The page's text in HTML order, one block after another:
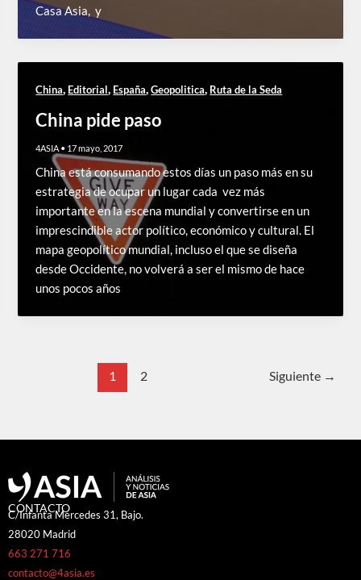
Casa Asia, y
China, Editorial, España,Geopolitica, Ruta de la Seda
China pide paso
4ASIA • 17 mayo, 2017
China está consumando estos días un paso más en su
estrategia de ocupar un lugar cada vez más
importante en la escena mundial y convertirse en un
imprescindible actor político, económico y cultural. El
mapa geopolítico mundial, incluso el que se diseña
desde Occidente, no volverá a ser el mismo de hace
unos pocos años
1 2 Siguiente →
CONTACTO
C/Infanta Mercedes 31, Bajo.
28020 Madrid
663 271 716
contacto@4asia.es